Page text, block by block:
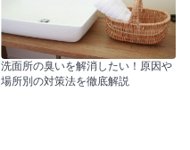
洗面所の臭いを解消したい！原因や
場所別の対策法を徹底解説